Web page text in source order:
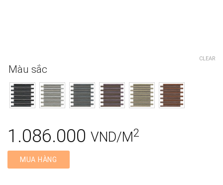
Màu sắc
CLEAR
1.086.000 VND/M2
MUA HÀNG